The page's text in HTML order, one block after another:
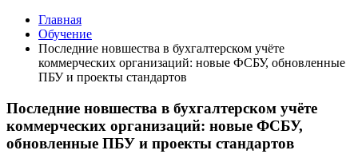
Главная
Обучение
Последние новшества в бухгалтерском учёте
коммерческих организаций: новые ФСБУ, обновленные
ПБУ и проекты стандартов
Последние новшества в бухгалтерском учёте
коммерческих организаций: новые ФСБУ,
обновленные ПБУ и проекты стандартов